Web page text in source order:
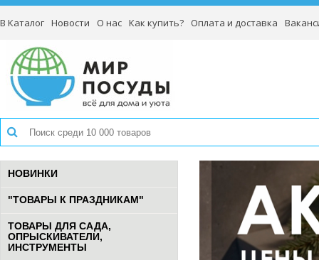
В Каталог Новости О нас Как купить? Оплата и доставка
НОВИНКИ
"ТОВАРЫ К ПРАЗДНИКАМ"
ТОВАРЫ ДЛЯ САДА,
ОПРЫСКИВАТЕЛИ,
ИНСТРУМЕНТЫ